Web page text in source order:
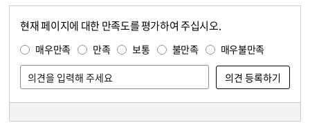
현재 페이지에 대한 만족도를 평가하여 주십시오.
매우만족 만족 보통 불만족 매우불만족